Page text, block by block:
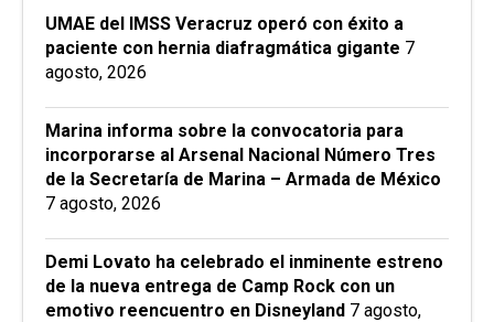
UMAE del IMSS Veracruz operó con éxito a
paciente con hernia diafragmática gigante 7
agosto, 2026
Marina informa sobre la convocatoria para
incorporarse al Arsenal Nacional Número Tres
de la Secretaría de Marina – Armada de México
7 agosto, 2026
Demi Lovato ha celebrado el inminente estreno
de la nueva entrega de Camp Rock con un
emotivo reencuentro en Disneyland 7 agosto,